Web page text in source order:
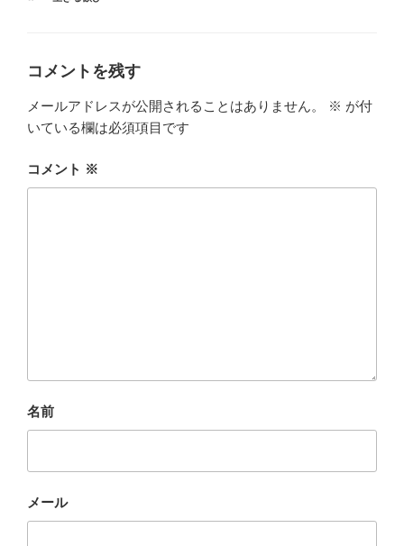
ゴ
コメントを残す
メールアドレスが公開されることはありません。 ※ が付
いている欄は必須項目です
コメント ※
名前
メール